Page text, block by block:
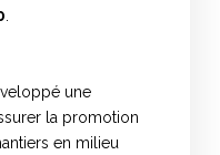
une
la promotion
en milieu